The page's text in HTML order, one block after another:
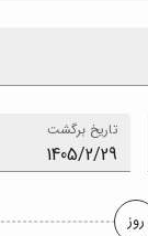
تاریخ برگشت
روز